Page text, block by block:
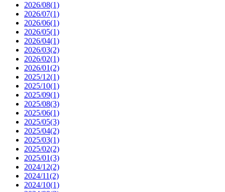
2026/08(1)
2026/07(1)
2026/06(1)
2026/05(1)
2026/04(1)
2026/03(2)
2026/02(1)
2026/01(2)
2025/12(1)
2025/10(1)
2025/09(1)
2025/08(3)
2025/06(1)
2025/05(3)
2025/04(2)
2025/03(1)
2025/02(2)
2025/01(3)
2024/12(2)
2024/11(2)
2024/10(1)